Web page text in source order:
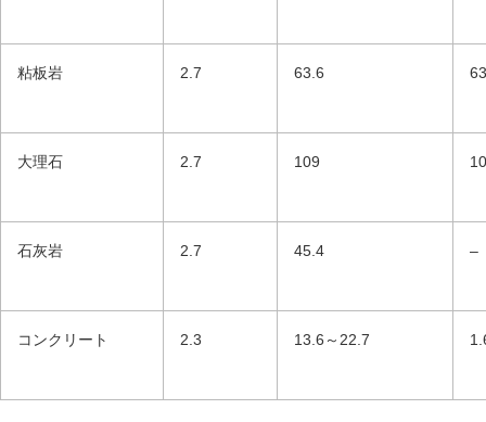
粘板岩 2.7 63.6
大理石 2.7 109 10
石灰岩 2.7 45.4 –
コンクリート 2.3 13.6～22.7